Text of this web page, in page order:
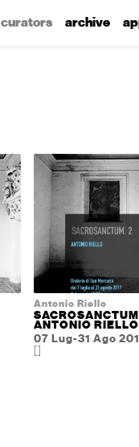
curators archive
Antonio Riello
ANTONIO RIELLO
07 Lug-31 Ago
[]